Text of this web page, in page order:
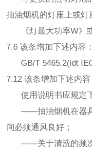
抽油烟机的灯座上或灯
《灯最大功率W》
7.6 该条增加下述内容：
GB/T 5465.2(idt
7.12 该条增加下述内容
使用说明书应规定
——抽油烟机在器具
间必须通风良好；
——关于清洗的频次